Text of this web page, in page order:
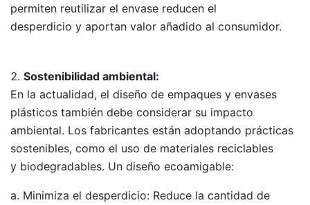
permiten reutilizar el envase reducen el
desperdicio y aportan valor añadido al consumidor.
Sostenibilidad ambiental:
En la actualidad, el diseño de empaques y envases
plásticos también debe considerar su impacto
ambiental. Los fabricantes están adoptando prácticas
sostenibles, como el uso de materiales reciclables
y biodegradables. Un diseño ecoamigable:
Minimiza el desperdicio: Reduce la cantidad de